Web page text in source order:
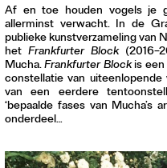
Aanmelden
Abonneren
Adverteren
Nieuwsbrief
Over GLEAN
Contact
Privacy
Af en toe houden vogels je
allerminst verwacht. In de
publieke kunstverzameling van
het Frankfurter Block
Mucha.Frankfurter Blockis een
constellatie van
van een eerdere
‘bepaalde fases van Mucha’s
onderdeel…